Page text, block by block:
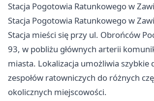
Stacja Pogotowia Ratunkowego w
Stacja Pogotowia Ratunkowego w
Stacja mieści się przy ul. Obrońców
93, w pobliżu głównych arterii
miasta. Lokalizacja umożliwia szybkie
zespołów ratowniczych do różnych
okolicznych miejscowości.